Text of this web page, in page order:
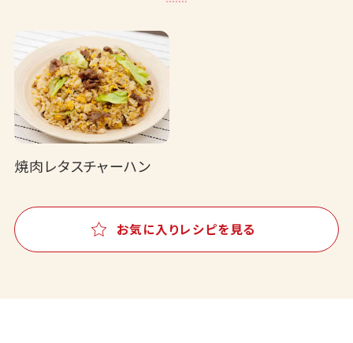
焼肉レタスチャーハン
お気に入りレシピを見る